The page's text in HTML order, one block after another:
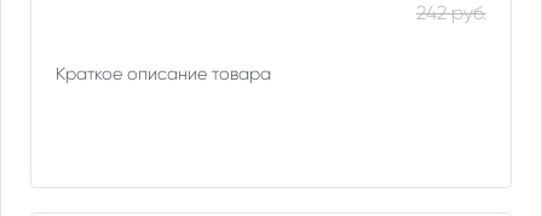
242 руб.
Краткое описание товара